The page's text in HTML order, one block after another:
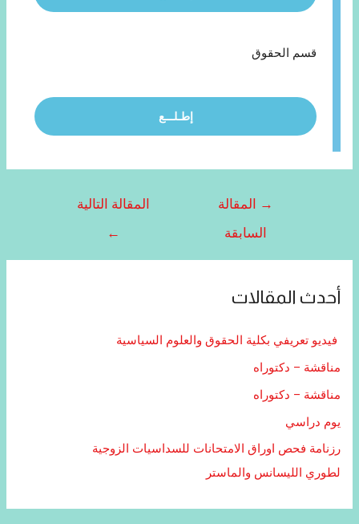
قسم الحقوق
إطـلـــع
→ المقالة
السابقة
المقالة التالية
←
أحدث المقالات
فيديو تعريفي بكلية الحقوق والعلوم السياسية
مناقشة – دكتوراه
مناقشة – دكتوراه
يوم دراسي
رزنامة فحص اوراق الامتحانات للسداسيات الزوجية
لطوري الليسانس والماستر